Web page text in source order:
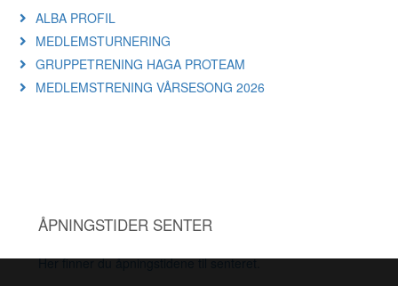
ALBA PROFIL
MEDLEMSTURNERING
GRUPPETRENING HAGA PROTEAM
MEDLEMSTRENING VÅRSESONG 2026
ÅPNINGSTIDER SENTER
Her finner du åpningstidene til senteret.